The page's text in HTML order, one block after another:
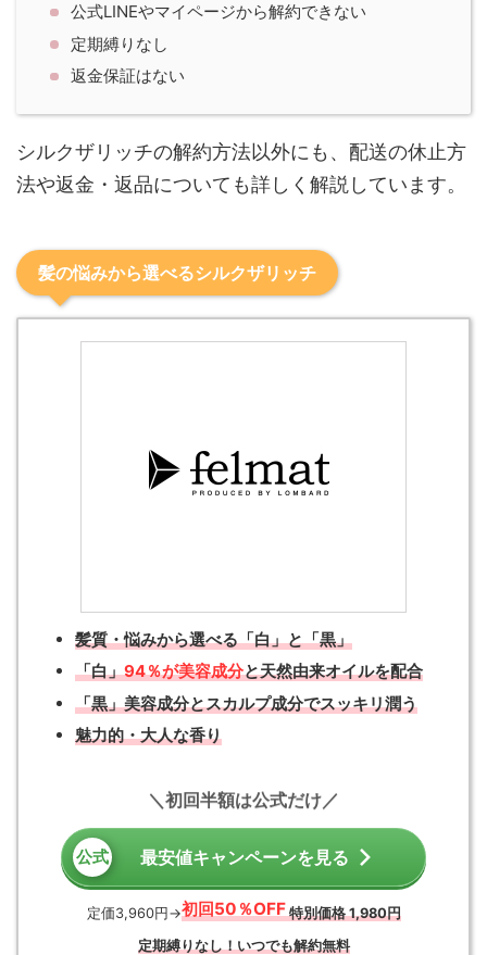
公式LINEやマイページから解約できない
定期縛りなし
返金保証はない
シルクザリッチの解約方法以外にも、配送の休止方
法や返金・返品についても詳しく解説しています。
髪の悩みから選べるシルクザリッチ
髪質・悩みから選べる「白」と「黒」
「白」94％が美容成分と天然由来オイルを配合
「黒」美容成分とスカルプ成分でスッキリ潤う
魅力的・大人な香り
最安値キャンペーンを見る
定価3,960円→初回50％OFF特別価格 1,980円
定期縛りなし！いつでも解約無料